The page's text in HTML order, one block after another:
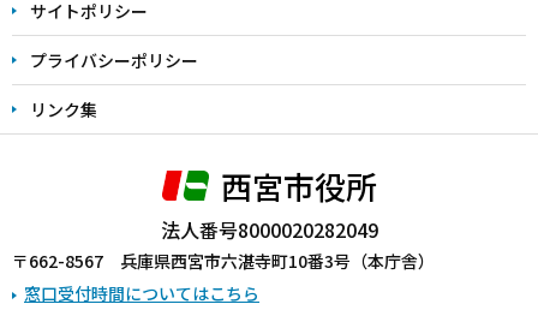
サイトポリシー
プライバシーポリシー
リンク集
西宮市役所
法人番号8000020282049
〒662-8567 兵庫県西宮市六湛寺町10番3号（本庁舎）
窓口受付時間についてはこちら